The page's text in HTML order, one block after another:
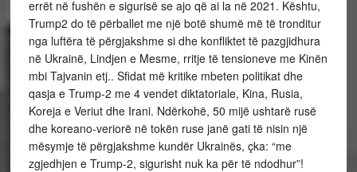
errët në fushën e sigurisë se ajo që ai la në 2021. Kështu,
Trump2 do të përballet me një botë shumë më të tronditur
nga luftëra të përgjakshme si dhe konfliktet të pazgjidhura
në Ukrainë, Lindjen e Mesme, rritje të tensioneve me Kinën
mbi Tajvanin etj.. Sfidat më kritike mbeten politikat dhe
qasja e Trump-2 me 4 vendet diktatoriale, Kina, Rusia,
Koreja e Veriut dhe Irani. Ndërkohë, 50 mijë ushtarë rusë
dhe koreano-veriorë në tokën ruse janë gati të nisin një
mësymje të përgjakshme kundër Ukrainës, çka: “me
zgjedhjen e Trump-2, sigurisht nuk ka për të ndodhur”!